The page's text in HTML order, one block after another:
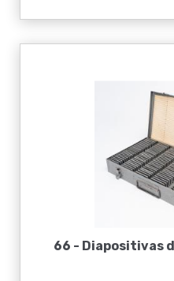
66 - Diapositivas